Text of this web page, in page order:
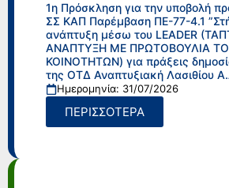
1η Πρόσκληση για την υποβολή
ΣΣ ΚΑΠ Παρέμβαση ΠΕ-77-4.1
ανάπτυξη μέσω του LEADER
ΑΝΑΠΤΥΞΗ ΜΕ ΠΡΩΤΟΒΟΥΛΙΑ
ΚΟΙΝΟΤΗΤΩΝ) για πράξεις
της ΟΤΔ Αναπτυξιακή Λασιθίου
Ημερομηνία: 31/07/2026
ΠΕΡΙΣΣΟΤΕΡΑ